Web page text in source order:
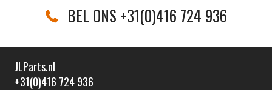
BEL ONS +31(0)416 724 936
JLParts.nl
+31(0)416 724 936